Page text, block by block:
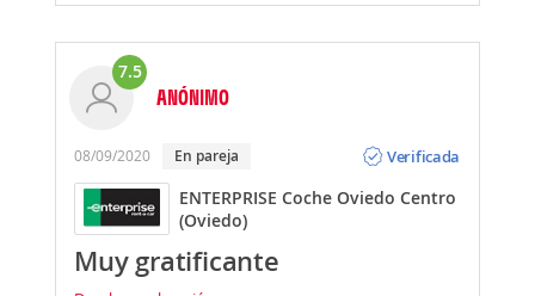
7.5
ANÓNIMO
08/09/2020 En pareja
Verificada
ENTERPRISE Coche Oviedo Centro
(Oviedo)
Muy gratificante